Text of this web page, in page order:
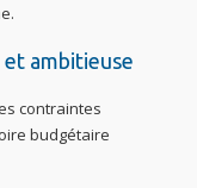
ambitieuse
contraintes
budgétaire